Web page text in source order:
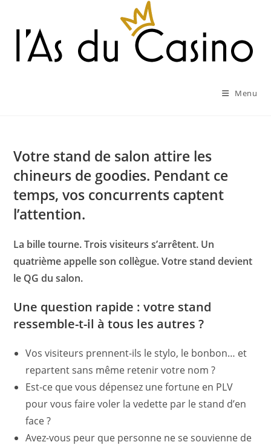
content
Menu
Votre stand de salon attire les
chineurs de goodies. Pendant ce
temps, vos concurrents captent
l’attention.
La bille tourne. Trois visiteurs s’arrêtent. Un
quatrième appelle son collègue. Votre stand devient
le QG du salon.
Une question rapide : votre stand
ressemble-t-il à tous les autres ?
Vos visiteurs prennent-ils le stylo, le bonbon… et
repartent sans même retenir votre nom ?
Est-ce que vous dépensez une fortune en PLV
pour vous faire voler la vedette par le stand d’en
face ?
Avez-vous peur que personne ne se souvienne de